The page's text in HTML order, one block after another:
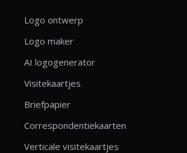
Logo ontwerp
Logo maker
AI logogenerator
Visitekaartjes
Briefpapier
Correspondentiekaarten
Verticale visitekaartjes